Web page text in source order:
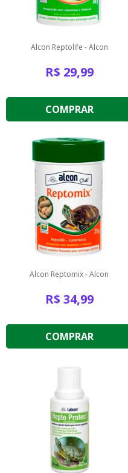
Alcon Reptolife - Alcon
R$ 29,99
COMPRAR
Alcon Reptomix - Alcon
R$ 34,99
COMPRAR